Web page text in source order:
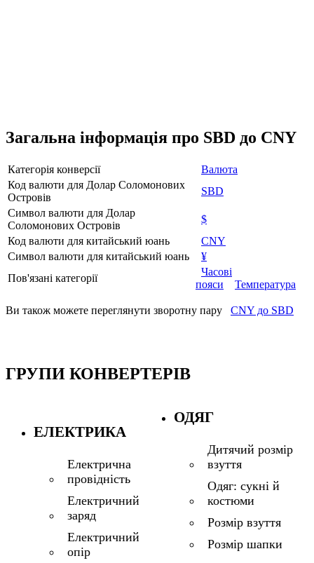
Загальна інформація про SBD до CNY
Категорія конверсії
Валюта
Код валюти для Долар Соломонових
Островів
SBD
Символ валюти для Долар
Соломонових Островів
$
Код валюти для китайський юань
CNY
Символ валюти для китайський юань
¥
Пов'язані категорії
Часові
пояси
Температура
Ви також можете переглянути зворотну пару CNY до SBD
ГРУПИ КОНВЕРТЕРІВ
ЕЛЕКТРИКА
Електрична
провідність
Електричний
заряд
Електричний
опір
ОДЯГ
Дитячий розмір
взуття
Одяг: сукні й
костюми
Розмір взуття
Розмір шапки